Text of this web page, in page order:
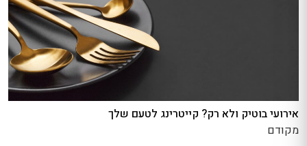
אירועי בוטיק ולא רק? קייטרינג לטעם שלך
מקודם